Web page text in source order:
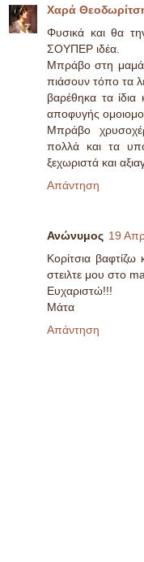
Χαρά
Φυσικά και θα
ΣΟΥΠΕΡ ιδέα.
Μπράβο στη μαμά
πιάσουν τόπο τα
βαρέθηκα τα ίδια
αποφυγής
Μπράβο
πολλά και τα
ξεχωριστά και
Απάντηση
Ανώνυμος 19
Κορίτσια
στειλτε μου στο
Ευχαριστώ!!!
Μάτα
Απάντηση